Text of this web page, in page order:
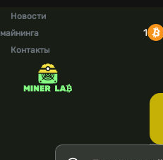
Новости
майнинга
Контакты
1